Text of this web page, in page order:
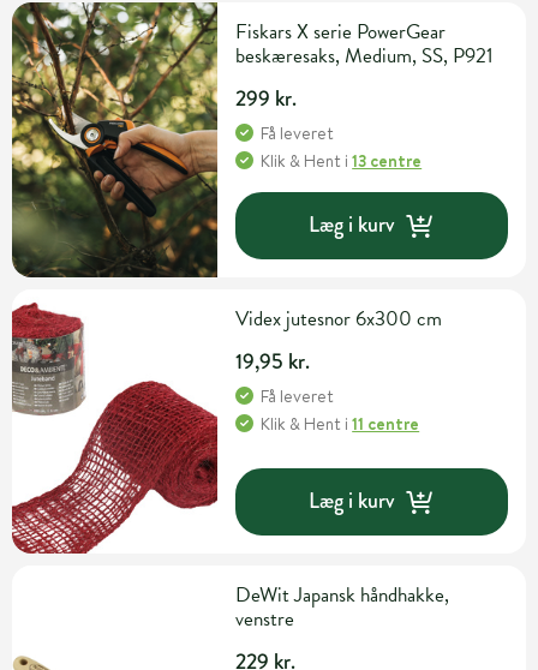
Fiskars X serie PowerGear
beskæresaks, Medium, SS, P921
299 kr.
Få leveret
Klik & Hent i13 centre
Læg i kurv
Videx jutesnor 6x300 cm
19,95 kr.
Få leveret
Klik & Hent i11 centre
Læg i kurv
DeWit Japansk håndhakke,
venstre
229 kr.